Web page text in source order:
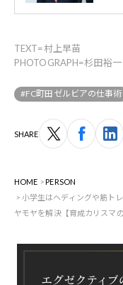
TEXT=村上早苗
PHOTOGRAPH=杉田裕一
#FC町田ゼルビアの仕事術
SHARE
HOME
PERSON
小学生はヘディングや筋ト
ヤモヤを解決【育成カリスマ